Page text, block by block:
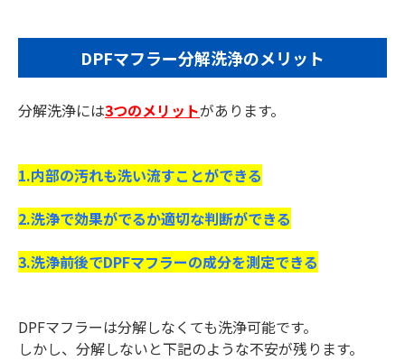
DPFマフラー分解洗浄のメリット
分解洗浄には3つのメリットがあります。
1.内部の汚れも洗い流すことができる
2.洗浄で効果がでるか適切な判断ができる
3.洗浄前後でDPFマフラーの成分を測定できる
DPFマフラーは分解しなくても洗浄可能です。
しかし、分解しないと下記のような不安が残ります。